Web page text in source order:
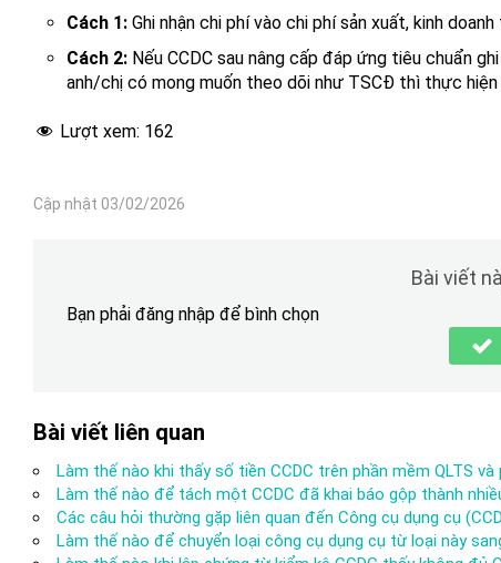
Cách 1: Ghi nhận chi phí vào chi phí sản xuất, kinh
Cách 2: Nếu CCDC sau nâng cấp đáp ứng tiêu chuẩn
anh/chị có mong muốn theo dõi như TSCĐ thì thực
Lượt xem: 162
Cập nhật 03/02/2026
Bài viết
Bạn phải đăng nhập để bình chọn
Bài viết liên quan
Làm thế nào khi thấy số tiền CCDC trên phần mềm QLTS
Làm thế nào để tách một CCDC đã khai báo gộp thành
Các câu hỏi thường gặp liên quan đến Công cụ dụng cụ
Làm thế nào để chuyển loại công cụ dụng cụ từ loại này